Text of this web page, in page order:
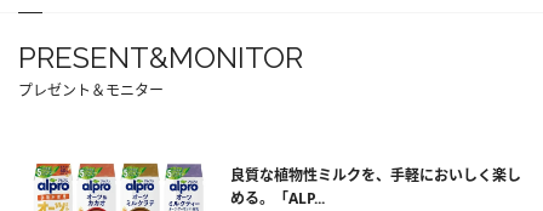
PRESENT&MONITOR
プレゼント＆モニター
良質な植物性ミルクを、手軽においしく楽し
める。「ALP...